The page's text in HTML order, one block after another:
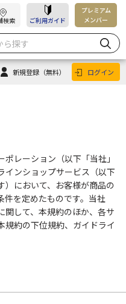
検索 ご利用ガイド
プレミアム
メンバー
新規登録 （無料） ログイン
レーション（以下「当社」
インショップサービス（以下
）において、お客様が商品の
件を定めたものです。当社
関して、本規約のほか、各サ
規約の下位規約、ガイドライ